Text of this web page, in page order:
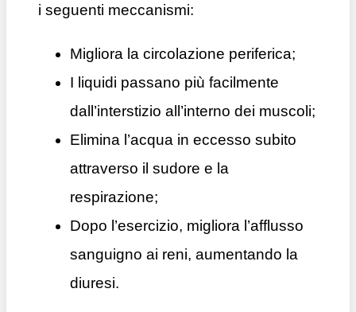
i seguenti meccanismi:
Migliora la circolazione periferica;
I liquidi passano più facilmente
dall’interstizio all’interno dei muscoli;
Elimina l’acqua in eccesso subito
attraverso il sudore e la
respirazione;
Dopo l’esercizio, migliora l’afflusso
sanguigno ai reni, aumentando la
diuresi.